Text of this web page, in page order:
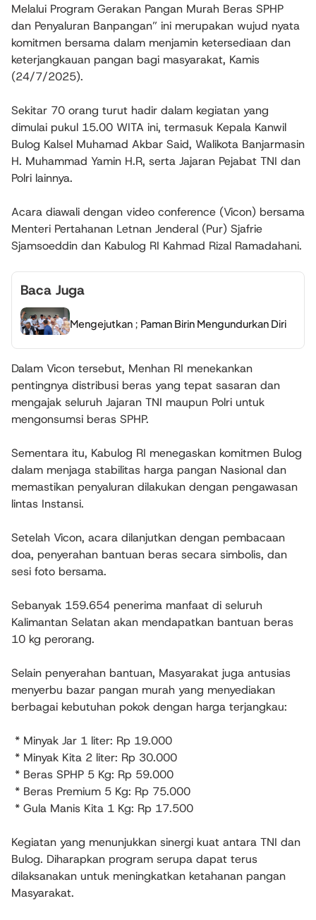
Melalui Program Gerakan Pangan Murah Beras SPHP
dan Penyaluran Banpangan” ini merupakan wujud nyata
komitmen bersama dalam menjamin ketersediaan dan
keterjangkauan pangan bagi masyarakat, Kamis
‎(24/7/2025).
‎Sekitar 70 orang turut hadir dalam kegiatan yang
dimulai pukul 15.00 WITA ini, termasuk Kepala Kanwil
Bulog Kalsel Muhamad Akbar Said, Walikota Banjarmasin
H. Muhammad Yamin H.R, serta Jajaran Pejabat TNI dan
Polri lainnya.
‎Acara diawali dengan video conference (Vicon) bersama
Menteri Pertahanan Letnan Jenderal (Pur) Sjafrie
Sjamsoeddin dan Kabulog RI Kahmad Rizal Ramadahani.
Baca Juga
Mengejutkan ; Paman Birin Mengundurkan Diri
Dalam Vicon tersebut, Menhan RI menekankan
pentingnya distribusi beras yang tepat sasaran dan
mengajak seluruh Jajaran TNI maupun Polri untuk
mengonsumsi beras SPHP.
Sementara itu, Kabulog RI menegaskan komitmen Bulog
dalam menjaga stabilitas harga pangan Nasional dan
memastikan penyaluran dilakukan dengan pengawasan
lintas Instansi.
‎Setelah Vicon, acara dilanjutkan dengan pembacaan
doa, penyerahan bantuan beras secara simbolis, dan
sesi foto bersama.
Sebanyak 159.654 penerima manfaat di seluruh
Kalimantan Selatan akan mendapatkan bantuan beras
10 kg perorang.
‎Selain penyerahan bantuan, Masyarakat juga antusias
menyerbu bazar pangan murah yang menyediakan
berbagai kebutuhan pokok dengan harga terjangkau:
‎ * Minyak Jar 1 liter: Rp 19.000
‎ * Minyak Kita 2 liter: Rp 30.000
‎ * Beras SPHP 5 Kg: Rp 59.000
‎ * Beras Premium 5 Kg: Rp 75.000
‎ * Gula Manis Kita 1 Kg: Rp 17.500
‎Kegiatan yang menunjukkan sinergi kuat antara TNI dan
Bulog. Diharapkan program serupa dapat terus
dilaksanakan untuk meningkatkan ketahanan pangan
Masyarakat.